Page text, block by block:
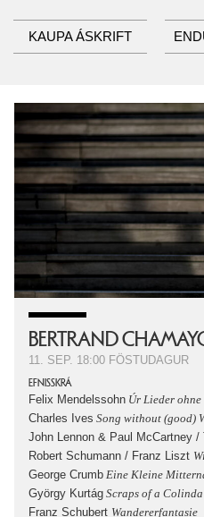
KAUPA ÁSKRIFT
BERTRAND
11. SEP. 18:00 FÖSTUDAGUR
EFNISSKRÁ
Felix Mendelssohn Úr Lieder ohne
Charles Ives Song without (good)
John Lennon & Paul McCartney /
Robert Schumann / Franz Liszt
George Crumb Eine Kleine
György Kurtág Scraps of a
Franz Schubert Wandererfantasie